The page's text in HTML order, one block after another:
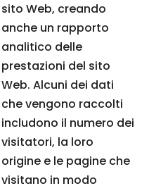
sito Web, creando
anche un rapporto
analitico delle
prestazioni del sito
Web. Alcuni dei dati
che vengono raccolti
includono il numero dei
visitatori, la loro
origine e le pagine che
visitano in modo